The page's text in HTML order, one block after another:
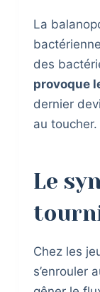
La
des
provoque
dernier
au toucher.
Le
Chez les
s’enrouler